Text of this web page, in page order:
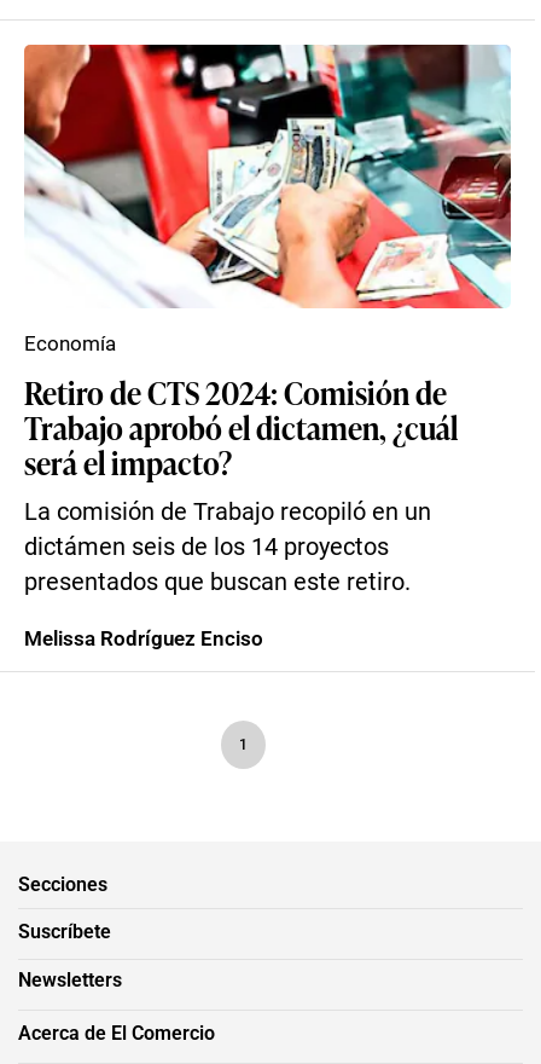
Retiro de CTS 2024: Comisión de
Trabajo aprobó el dictamen, ¿cuál
será el impacto?
La comisión de Trabajo recopiló en un
dictámen seis de los 14 proyectos
presentados que buscan este retiro.
Economía
Melissa Rodríguez Enciso
1
Secciones
Suscríbete
Newsletters
Acerca de El Comercio